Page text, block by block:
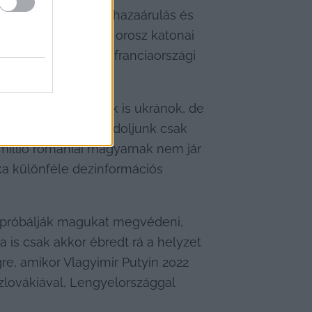
Jevtusenkot hazaárulás és
az Ukrajna elleni orosz katonai
kezdve a franciaországi
hogy nincsenek is ukránok, de
annyit, gondoljunk csak
romániai magyarnak nem jár
különféle dezinformációs
magukat megvédeni,
is csak akkor ébredt rá a helyzet
amikor Vlagyimir Putyin 2022
Lengyelországgal